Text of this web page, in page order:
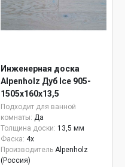
Инженерная доска
Alpenholz Дуб Ice 905-
1505х160х13,5
Подходит для ванной
комнаты: Да
Толщина доски: 13,5 мм
Фаска: 4x
Производитель Alpenholz
(Россия)